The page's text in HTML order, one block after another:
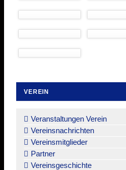
VEREIN
überspringen
Veranstaltungen Verein
Vereinsnachrichten
Vereinsmitglieder
Partner
Vereinsgeschichte